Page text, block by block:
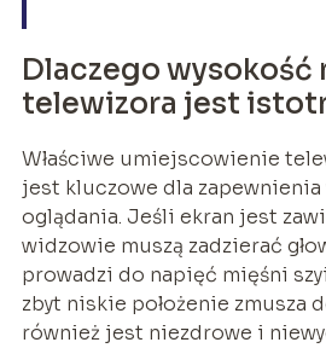
Dlaczego wysokość
telewizora jest
Właściwe umiejscowienie
jest kluczowe dla zapewnienia
oglądania. Jeśli ekran jest
widzowie muszą zadzierać
prowadzi do napięć mięśni
zbyt niskie położenie zmusza
również jest niezdrowe i